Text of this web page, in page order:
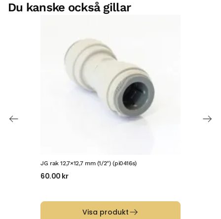
Du kanske också gillar
JG rak 12,7×12,7 mm (1/2″) (pi0416s)
60.00 kr
Visa produkt